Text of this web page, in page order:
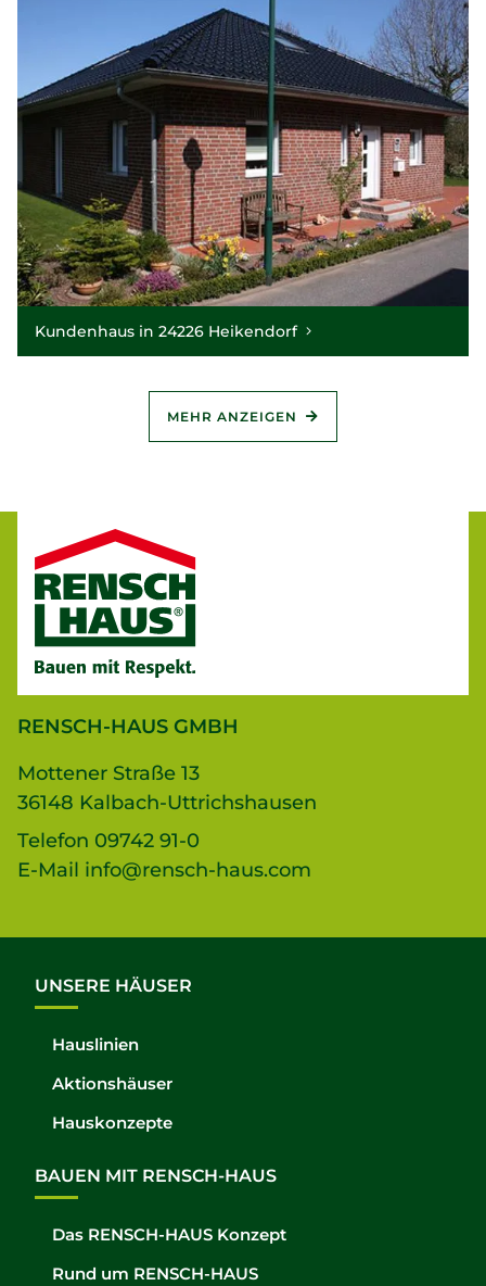
Kundenhaus in 24226 Heikendorf
MEHR ANZEIGEN
RENSCH-HAUS GMBH
Mottener Straße 13
36148 Kalbach-Uttrichshausen
Telefon 09742 91-0
E-Mail info@rensch-haus.com
UNSERE HÄUSER
Hauslinien
Aktionshäuser
Hauskonzepte
BAUEN MIT RENSCH-HAUS
Das RENSCH-HAUS Konzept
Rund um RENSCH-HAUS